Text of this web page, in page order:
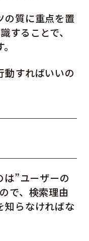
の質に重点を置
することで、
動すればいいの
は”ユーザーの
で、検索理由
知らなければな